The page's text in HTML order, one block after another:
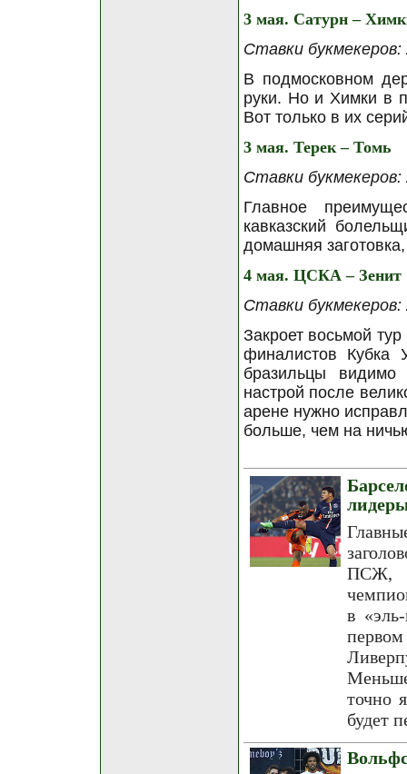
3 мая. Сатурн –
Ставки букмекеров:
В подмосковном
руки. Но и Химки в
Вот только в их
3 мая. Терек – Томь
Ставки букмекеров:
Главное
кавказский
домашняя
4 мая. ЦСКА – Зенит
Ставки букмекеров:
Закроет восьмой
финалистов Кубка
бразильцы
настрой после
арене нужно
больше, чем на
ПСЖ,
в
точно
будет